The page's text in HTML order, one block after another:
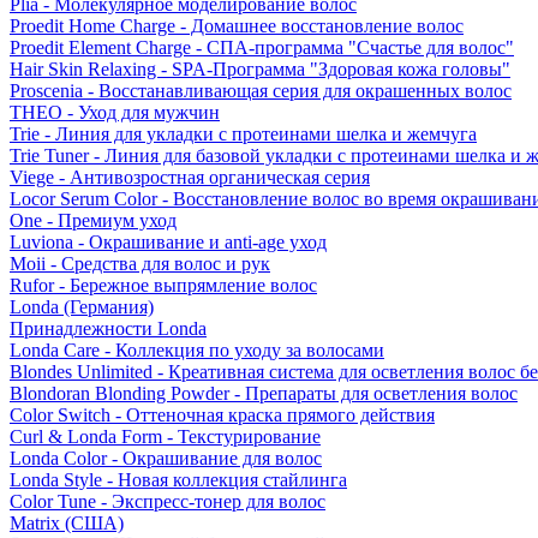
Plia - Молекулярное моделирование волос
Proedit Home Charge - Домашнее восстановление волос
Proedit Element Charge - СПА-программа "Счастье для волос"
Hair Skin Relaxing - SPA-Программа "Здоровая кожа головы"
Proscenia - Восстанавливающая серия для окрашенных волос
THEO - Уход для мужчин
Trie - Линия для укладки с протеинами шелка и жемчуга
Trie Tuner - Линия для базовой укладки с протеинами шелка и
Viege - Антивозростная органическая серия
Locor Serum Color - Восстановление волос во время
One - Премиум уход
Luviona - Окрашивание и anti-age уход
Moii - Средства для волос и рук
Rufor - Бережное выпрямление волос
Londa (Германия)
Принадлежности Londa
Londa Care - Коллекция по уходу за волосами
Blondes Unlimited - Креативная система для осветления волос
Blondoran Blonding Powder - Препараты для осветления волос
Color Switch - Оттеночная краска прямого действия
Curl & Londa Form - Текстурирование
Londa Color - Окрашивание для волос
Londa Style - Новая коллекция стайлинга
Color Tune - Экспресс-тонер для волос
Matrix (США)